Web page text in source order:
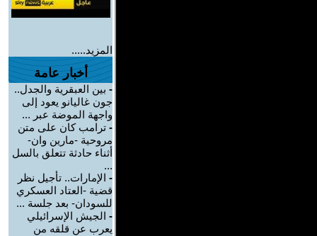
المزيد.....
أخبار عامة
- بين العبقرية والجدل..
جون غاليانو يعود إلى
واجهة الموضة عبر ...
- ترامب كان على متن
مروحية -مارين وان-
أثناء حادثة تتعلق بالسل
...
- الإمارات.. تأجيل نظر
قضية -العتاد العسكري
للسودان- بعد جلسة ...
- الجيش الإسرائيلي
يعرب عن قلقه من